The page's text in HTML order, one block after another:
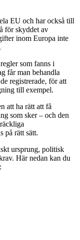
EU och har också till
för skyddet av
inom Europa inte
som fanns i
får man behandla
registrerade, för att
till exempel.
att ha rätt att få
som sker – och den
på rätt sätt.
ursprung, politisk
Här nedan kan du